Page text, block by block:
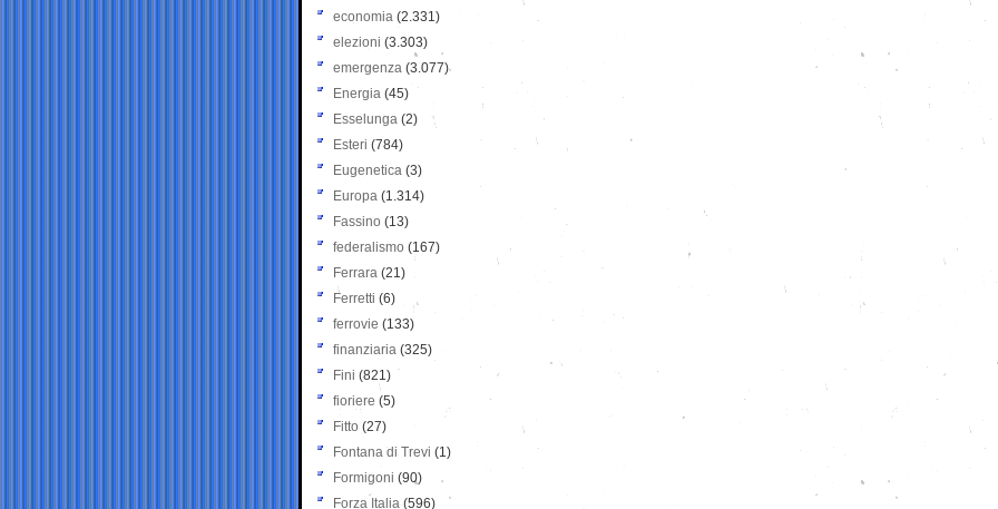
economia (2.331)
elezioni (3.303)
emergenza (3.077)
Energia (45)
Esselunga (2)
Esteri (784)
Eugenetica (3)
Europa (1.314)
Fassino (13)
federalismo (167)
Ferrara (21)
Ferretti (6)
ferrovie (133)
finanziaria (325)
Fini (821)
fioriere (5)
Fitto (27)
Fontana di Trevi (1)
Formigoni (90)
Forza Italia (596)